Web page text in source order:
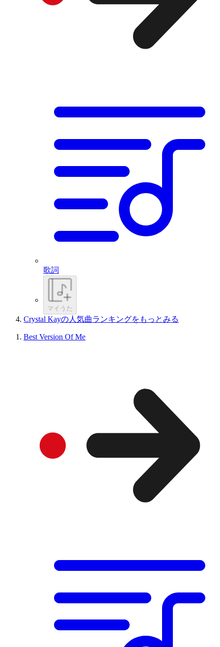
歌詞
マイうた
Crystal Kayの人気曲ランキングをもっとみる
Best Version Of Me